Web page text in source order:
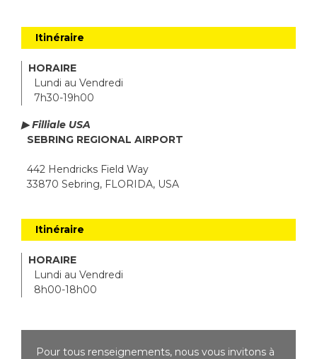
Itinéraire
HORAIRE
Lundi au Vendredi
7h30-19h00
▶ Filliale USA
SEBRING REGIONAL AIRPORT
442 Hendricks Field Way
33870 Sebring, FLORIDA, USA
Itinéraire
HORAIRE
Lundi au Vendredi
8h00-18h00
Pour tous renseignements, nous vous invitons à